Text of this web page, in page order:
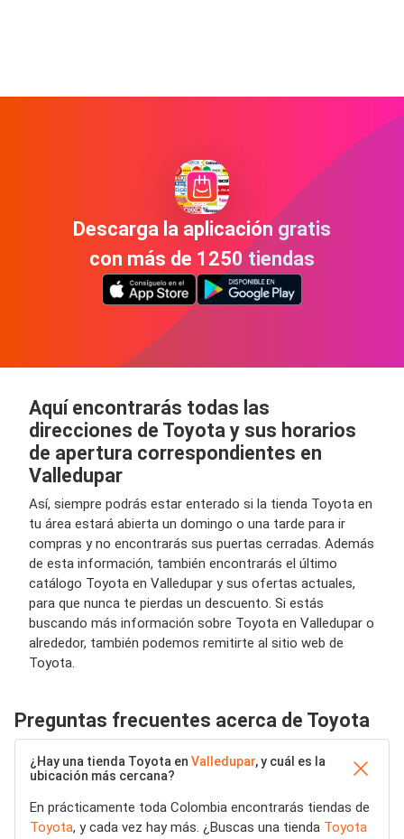
Descarga la aplicación gratis
con más de 1250 tiendas
Aquí encontrarás todas las
direcciones de Toyota y sus horarios
de apertura correspondientes en
Valledupar
Así, siempre podrás estar enterado si la tienda Toyota en
tu área estará abierta un domingo o una tarde para ir
compras y no encontrarás sus puertas cerradas. Además
de esta información, también encontrarás el último
catálogo Toyota en Valledupar y sus ofertas actuales,
para que nunca te pierdas un descuento. Si estás
buscando más información sobre Toyota en Valledupar o
alrededor, también podemos remitirte al sitio web de
Toyota.
Preguntas frecuentes acerca de Toyota
¿Hay una tienda Toyota en Valledupar, y cuál es la
ubicación más cercana?
En prácticamente toda Colombia encontrarás tiendas de
Toyota, y cada vez hay más. ¿Buscas una tienda Toyota